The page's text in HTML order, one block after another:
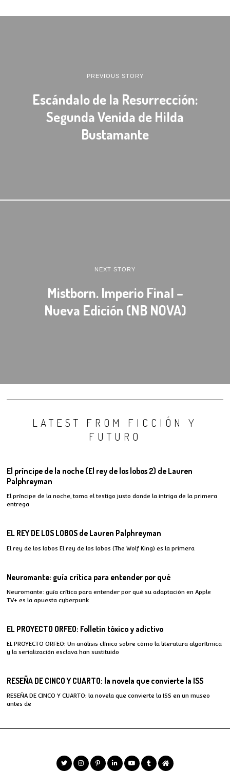
PREVIOUS STORY
Escándalo de la Resurrección:
Segunda Venida de Hilda
Bustamante
NEXT STORY
Mistborn. Imperio Final –
Nueva Edición (NB NOVA)
LATEST FROM FICCIÓN Y
FUTURO
El príncipe de la noche (El rey de los lobos 2) de Lauren
Palphreyman
El príncipe de la noche, toma el testigo justo donde la intriga de la primera
entrega
EL REY DE LOS LOBOS de Lauren Palphreyman
El rey de los lobos El rey de los lobos (The Wolf King) es la primera
Neuromante: guía crítica para entender por qué
Neuromante: guía crítica para entender por qué su adaptación en Apple
TV+ es la apuesta cyberpunk
EL PROYECTO ORFEO: Folletín tóxico y adictivo
EL PROYECTO ORFEO: Un análisis clínico sobre cómo la literatura algorítmica
y la serialización esclava han sustituido
RESEÑA DE CINCO Y CUARTO: la novela que convierte la ISS
RESEÑA DE CINCO Y CUARTO: la novela que convierte la ISS en un museo
antes de